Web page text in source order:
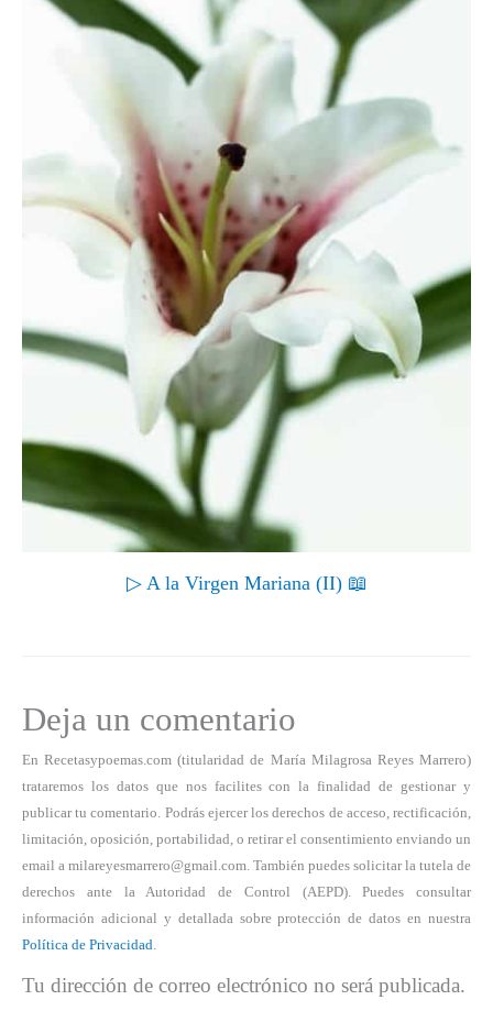
▷ A la Virgen Mariana (II) 📖
Deja un comentario
En Recetasypoemas.com (titularidad de María Milagrosa Reyes Marrero)
trataremos los datos que nos facilites con la finalidad de gestionar y
publicar tu comentario. Podrás ejercer los derechos de acceso, rectificación,
limitación, oposición, portabilidad, o retirar el consentimiento enviando un
email a milareyesmarrero@gmail.com. También puedes solicitar la tutela de
derechos ante la Autoridad de Control (AEPD). Puedes consultar
información adicional y detallada sobre protección de datos en nuestra
Política de Privacidad.
Tu dirección de correo electrónico no será publicada.